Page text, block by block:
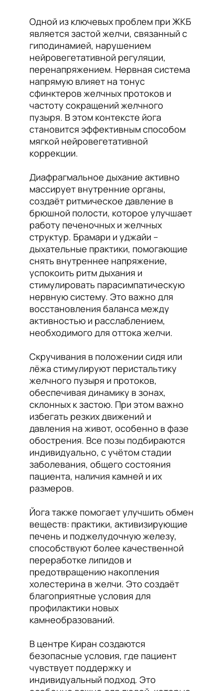
Одной из ключевых проблем при ЖКБ
является застой желчи, связанный с
гиподинамией, нарушением
нейровегетативной регуляции,
перенапряжением. Нервная система
напрямую влияет на тонус
сфинктеров желчных протоков и
частоту сокращений желчного
пузыря. В этом контексте йога
становится эффективным способом
мягкой нейровегетативной
коррекции.
Диафрагмальное дыхание активно
массирует внутренние органы,
создаёт ритмическое давление в
брюшной полости, которое улучшает
работу печеночных и желчных
структур. Брамари и уджайи –
дыхательные практики, помогающие
снять внутреннее напряжение,
успокоить ритм дыхания и
стимулировать парасимпатическую
нервную систему. Это важно для
восстановления баланса между
активностью и расслаблением,
необходимого для оттока желчи.
Скручивания в положении сидя или
лёжа стимулируют перистальтику
желчного пузыря и протоков,
обеспечивая динамику в зонах,
склонных к застою. При этом важно
избегать резких движений и
давления на живот, особенно в фазе
обострения. Все позы подбираются
индивидуально, с учётом стадии
заболевания, общего состояния
пациента, наличия камней и их
размеров.
Йога также помогает улучшить обмен
веществ: практики, активизирующие
печень и поджелудочную железу,
способствуют более качественной
переработке липидов и
предотвращению накопления
холестерина в желчи. Это создаёт
благоприятные условия для
профилактики новых
камнеобразований.
В центре Киран создаются
безопасные условия, где пациент
чувствует поддержку и
индивидуальный подход. Это